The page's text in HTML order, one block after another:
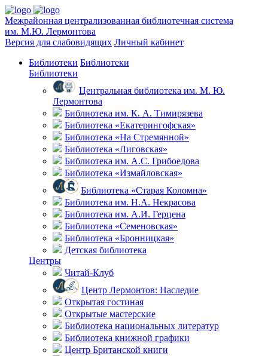
Межрайонная централизованная библиотечная система
им. М.Ю. Лермонтова
Версия для слабовидящих Личный кабинет
Библиотеки Библиотеки
Библиотеки
Центральная библиотека им. М. Ю.
Лермонтова
Библиотека им. К. А. Тимирязева
Библиотека «Екатерингофская»
Библиотека «На Стремянной»
Библиотека «Лиговская»
Библиотека им. А.С. Грибоедова
Библиотека «Измайловская»
Библиотека «Старая Коломна»
Библиотека им. Н.А. Некрасова
Библиотека им. А.И. Герцена
Библиотека «Семеновская»
Библиотека «Бронницкая»
Детская библиотека
Центры
Читай-Клуб
Центр Лермонтов: Наследие
Открытая гостиная
Открытые мастерские
Библиотека национальных литератур
Библиотека книжной графики
Центр Британской книги